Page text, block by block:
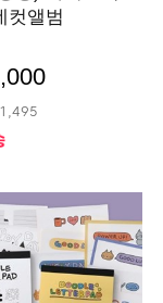
컷앨범
1,495